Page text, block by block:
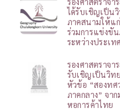
ได้รับเชิญเป็น
ภาคสนามให้แ
ร่วมการแข่งขั
ระหว่างประเท
รองศาสตราจา
รับเชิญเป็นวิท
หัวข้อ “สองท
ภาคกลาง” จา
หอการค้าไทย